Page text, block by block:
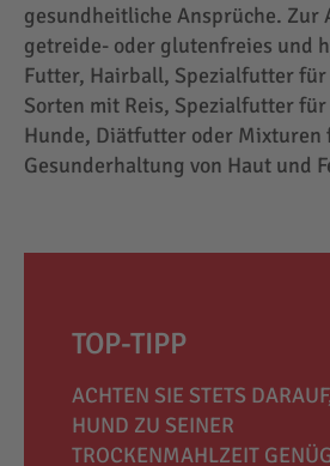
gesundheitliche Ansprüche. Zur
getreide- oder glutenfreies und
Futter, Hairball, Spezialfutter für
Sorten mit Reis, Spezialfutter
Hunde, Diätfutter oder Mixturen
Gesunderhaltung von Haut und
TOP-TIPP
ACHTEN SIE STETS
HUND ZU SEINER
TROCKENMAHLZEIT